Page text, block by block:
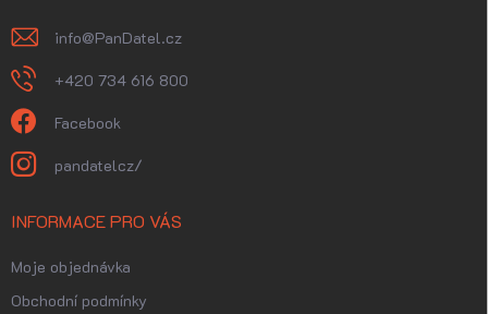
info@PanDatel.cz
+420 734 616 800
Facebook
pandatelcz/
INFORMACE PRO VÁS
Moje objednávka
Obchodní podmínky